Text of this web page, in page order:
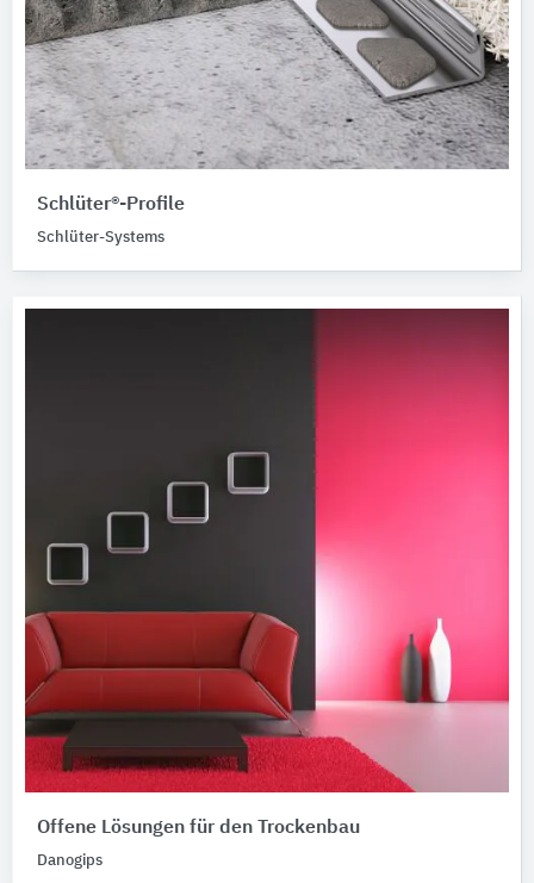
Schlüter®-Profile
Schlüter-Systems
Offene Lösungen für den Trockenbau
Danogips